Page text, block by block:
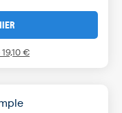
19,10 €